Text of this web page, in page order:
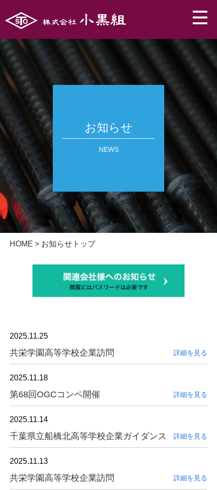
お知らせ
NEWS
HOME > お知らせトップ
2025.11.25
共栄学園高等学校企業訪問 詳細を見る
2025.11.18
第68回OGCコンペ開催 詳細を見る
2025.11.14
千葉県立船橋北高等学校企業ガイダンス 詳細を見る
2025.11.13
共栄学園高等学校企業訪問 詳細を見る